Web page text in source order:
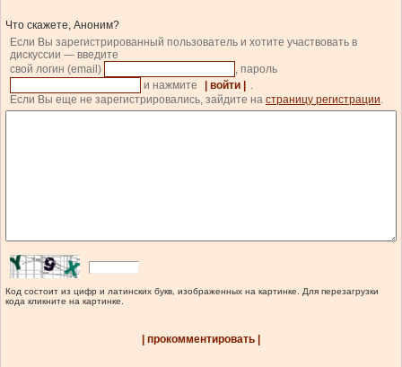
Что скажете, Аноним?
Если Вы зарегистрированный пользователь и хотите участвовать в
дискуссии — введите
свой логин (email)
, пароль
и нажмите
| войти |
.
Если Вы еще не зарегистрировались, зайдите на страницу регистрации.
Код состоит из цифр и латинских букв, изображенных на картинке. Для перезагрузки
кода кликните на картинке.
| прокомментировать |